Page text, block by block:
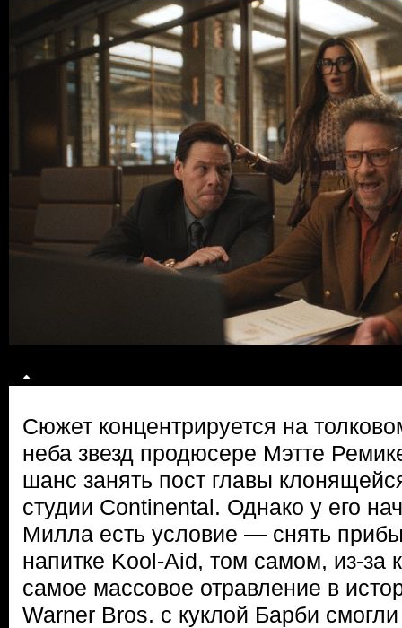
Сюжет концентрируется на
неба звезд продюсере Мэтте
шанс занять пост главы
студии Continental. Однако у его
Милла есть условие — снять
напитке Kool-Aid, том самом, из-за
самое массовое отравление в
Warner Bros. с куклой Барби